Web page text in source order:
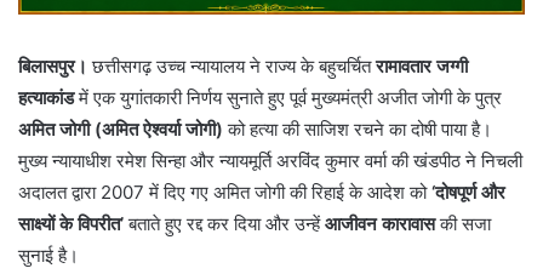
बिलासपुर। छत्तीसगढ़ उच्च न्यायालय ने राज्य के बहुचर्चितरामावतार जग्गी
हत्याकांडमें एक युगांतकारी निर्णय सुनाते हुए पूर्व मुख्यमंत्री अजीत जोगी के पुत्र
अमित जोगी (अमित ऐश्वर्या जोगी) को हत्या की साजिश रचने का दोषी पाया है।
मुख्य न्यायाधीश रमेश सिन्हा और न्यायमूर्ति अरविंद कुमार वर्मा की खंडपीठ ने निचली
अदालत द्वारा 2007 में दिए गए अमित जोगी की रिहाई के आदेश को‘दोषपूर्ण और
साक्ष्यों के विपरीत’बताते हुए रद्द कर दिया और उन्हेंआजीवन कारावासकी सजा
सुनाई है।